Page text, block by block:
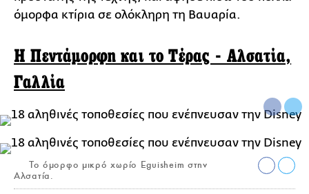
όμορφα κτίρια σε ολόκληρη τη Βαυαρία.
H Πεντάμορφη και το Τέρας - Αλσατία,
Γαλλία
To όμορφο μικρό χωρίο Eguisheim στην
Αλσατία.